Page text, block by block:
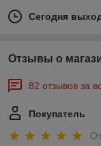
Сегодня
Отзывы о
82 отзывов за
Покупатель